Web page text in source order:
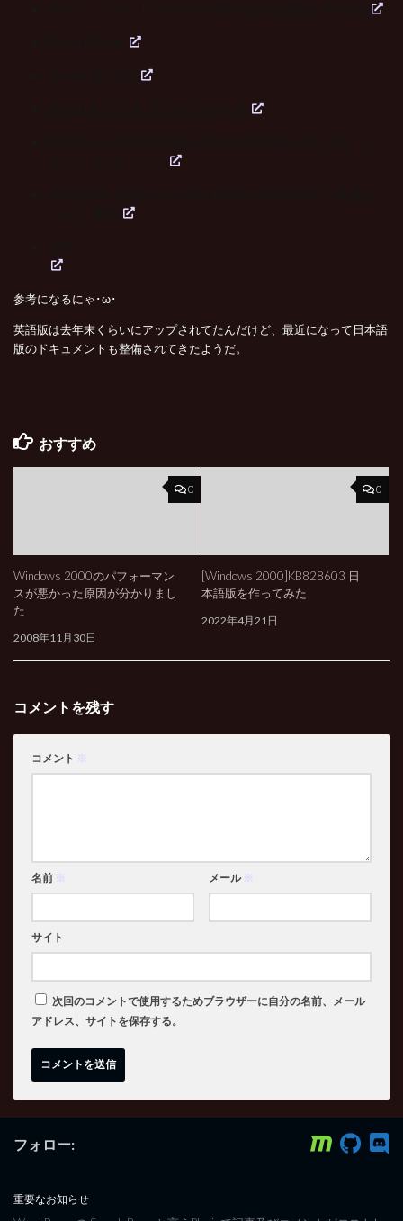
参考になるにゃ･ω･
英語版は去年末くらいにアップされてたんだけど、最近になって日本語
版のドキュメントも整備されてきたようだ。
おすすめ
0
Windows 2000のパフォーマン
スが悪かった原因が分かりまし
た
2008年11月30日
0
[Windows 2000]KB828603 日
本語版を作ってみた
2022年4月21日
コメントを残す
コメント ※
名前 ※ メール ※
サイト
次回のコメントで使用するためブラウザーに自分の名前、メール
アドレス、サイトを保存する。
フォロー:
重要なお知らせ